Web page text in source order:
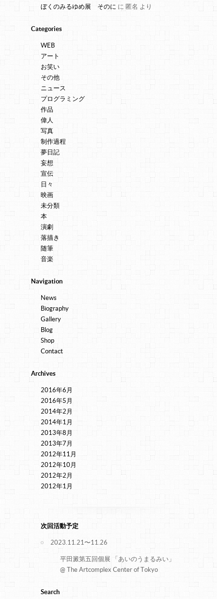
ぼくのみるゆめ展 そのに に 匿名 より
Categories
WEB
アート
お笑い
その他
ニュース
プログラミング
作品
偉人
写真
制作過程
夢日記
妄想
宣伝
日々
映画
未分類
本
演劇
落描き
随筆
音楽
Navigation
News
Biography
Gallery
Blog
Shop
Contact
Archives
2016年6月
2016年5月
2014年2月
2014年1月
2013年8月
2013年7月
2012年11月
2012年10月
2012年2月
2012年1月
次回活動予定
2023.11.21〜11.26
平田澱第五回個展 「あいのうまるみい」
@ The Artcomplex Center of Tokyo
Search